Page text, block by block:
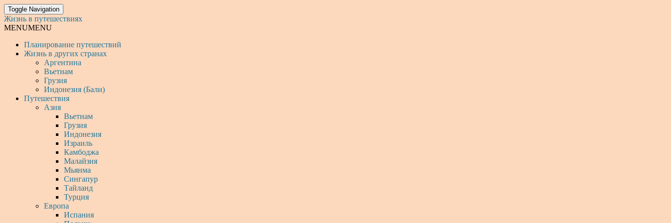
Toggle Navigation
Жизнь в путешествиях
MENUMENU
Планирование путешествий
Жизнь в других странах
Аргентина
Вьетнам
Грузия
Индонезия (Бали)
Путешествия
Азия
Вьетнам
Грузия
Индонезия
Израиль
Камбоджа
Малайзия
Мьянма
Сингапур
Тайланд
Турция
Европа
Испания